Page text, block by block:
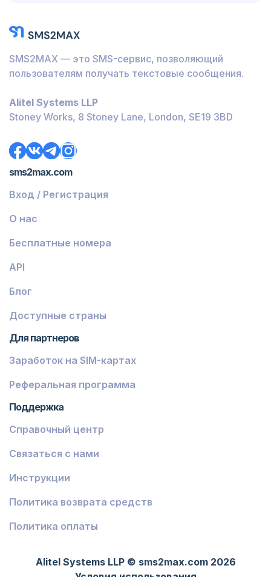
Барбадос
Бурунди
Белиз
Гренада
Грузия
Греция
Гвинея-Бисау
Гваделупа
Французская Гвиана
Финляндия
Экваториальная Гвинея
Джибути
Антигуа и Барбуда
Швейцария
Австралия
Эритрея
Фиджи
Конго - Киншаса
SMS2MAX — это SMS-сервис, позволяющий
пользователям получать текстовые сообщения.
Alitel Systems LLP
Stoney Works, 8 Stoney Lane, London, SE19 3BD
sms2max.com
Вход / Регистрация
О нас
Бесплатные номера
API
Блог
Доступные страны
Для партнеров
Заработок на SIM-картах
Реферальная программа
Поддержка
Справочный центр
Связаться с нами
Инструкции
Политика возврата средств
Политика оплаты
Alitel Systems LLP © sms2max.com 2026